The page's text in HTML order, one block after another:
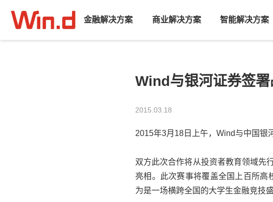
金融解决方案 商业解决方案 智能解决方案
Wind与银河证券签
2015.03.18
2015年3月18日上午，Wind与中国银
双方此次合作将从投资者教育领域先
亮相。此次赛事将覆盖全国上百所
为是一场横跨全国的大学生金融竞技盛